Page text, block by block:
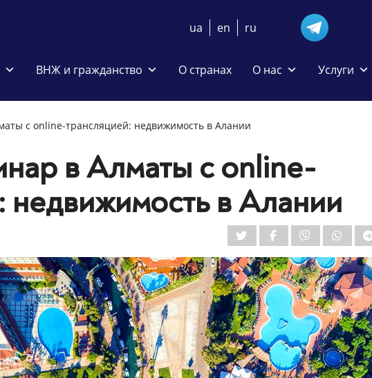
ua en ru
ВНЖ и гражданство О странах О нас Услуги
с online-трансляцией: недвижимость в Алании
в Алматы с online-
недвижимость в Алании